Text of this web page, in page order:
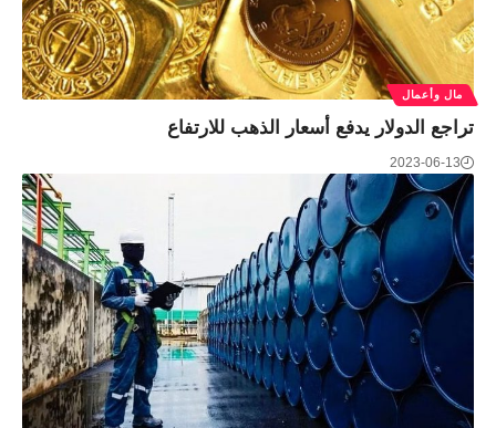
مال وأعمال
تراجع الدولار يدفع أسعار الذهب للارتفاع
2023-06-13